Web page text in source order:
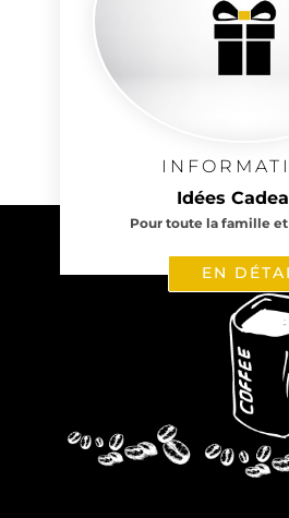
Idées
Pour toute la famille
EN